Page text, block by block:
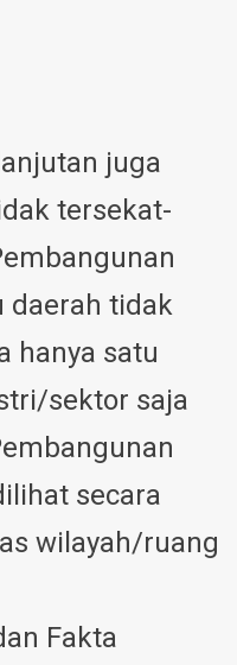
juga
tersekat-
daerah tidak
hanya satu
sektor saja
secara
wilayah/ruang
Fakta